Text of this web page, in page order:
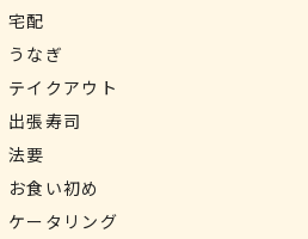
宅配
うなぎ
テイクアウト
出張寿司
法要
お食い初め
ケータリング